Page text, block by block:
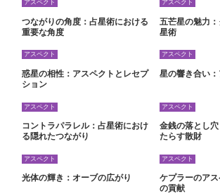
アスペクト
つながりの角度：占星術における
重要な角度
アスペクト
五芒星の魅力
星術
アスペクト
惑星の相性：アスペクトとレセプ
ション
アスペクト
星の響き合い
アスペクト
コントラパラレル：占星術におけ
る隠れたつながり
アスペクト
金銭の落とし
たらす散財
アスペクト
光体の輝き：オーブの広がり
アスペクト
ケプラーのア
の貢献